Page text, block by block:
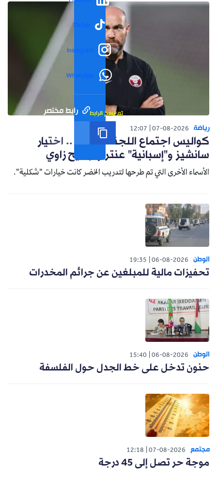
TikTok
Instagram
WhatsApp
رابط مختصر تم نسخ الرابط
رياضة 07-08-2026
12:07
كواليس اجتماع اللجنة التقنية .. اختيار
سانشيز و"إسبانية" عنتر وترشيح زاوي
الأسماء الأخرى التي تم طرحها لتدريب الخضر كانت خيارات "شكلية".
الوطن 06-08-2026
19:35
تحفيزات مالية للمبلغين عن جرائم المخدرات
الوطن 06-08-2026
15:40
حنون تدخل على خط الجدل حول الفلسفة
مجتمع 07-08-2026
12:18
موجة حر تصل إلى 45 درجة